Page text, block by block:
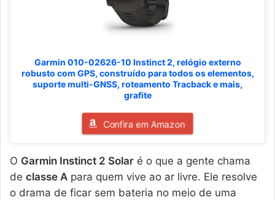
Garmin 010-02626-10 Instinct 2, relógio externo
robusto com GPS, construído para todos os elementos,
suporte multi-GNSS, roteamento Tracback e mais,
grafite
Confira em Amazon
O Garmin Instinct 2 Solar é o que a gente chama
de classe A para quem vive ao ar livre. Ele resolve
o drama de ficar sem bateria no meio de uma